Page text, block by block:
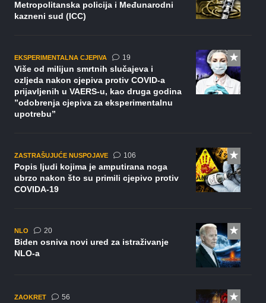
Metropolitanska policija i Međunarodni
kazneni sud (ICC)
EKSPERIMENTALNA CJEPIVA 19komentara
Više od milijun smrtnih slučajeva i
ozljeda nakon cjepiva protiv COVID-a
prijavljenih u VAERS-u, kao druga godina
”odobrenja cjepiva za eksperimentalnu
upotrebu”
ZASTRAŠUJUĆE NUSPOJAVE 106komentara
Popis ljudi kojima je amputirana noga
ubrzo nakon što su primili cjepivo protiv
COVIDA-19
NLO 20komentara
Biden osniva novi ured za istraživanje
NLO-a
ZAOKRET 56komentara